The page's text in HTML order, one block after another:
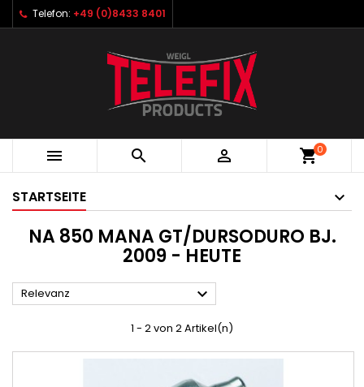
Telefon: +49 (0)8433 8401
   shopping_cart0
STARTSEITE
NA 850 MANA GT/DURSODURO BJ.
2009 - HEUTE
Relevanz 
1 - 2 von 2 Artikel(n)